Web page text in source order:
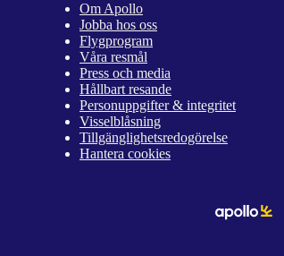
Om Apollo
Jobba hos oss
Flygprogram
Våra resmål
Press och media
Hållbart resande
Personuppgifter & integritet
Visselblåsning
Tillgänglighetsredogörelse
Hantera cookies